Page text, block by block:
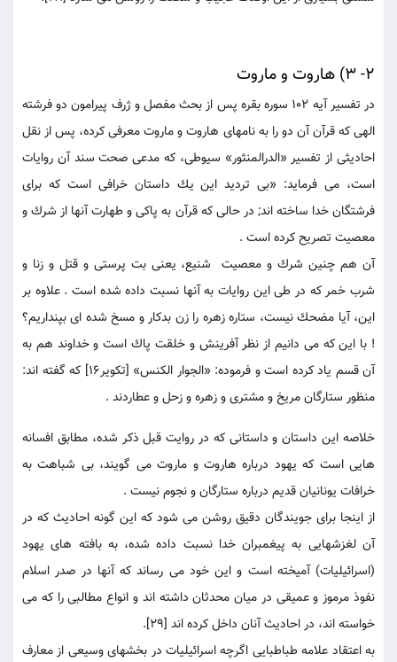
2- 3) هاروت و ماروت
در تفسير آيه 102 سوره بقره پس از بحث مفصل و ژرف پيرامون دو فرشته
الهى كه قرآن آن دو را به نامهاى هاروت و ماروت معرفى كرده، پس از نقل
احاديثى از تفسير «الدرالمنثور» سيوطى، كه مدعى صحت سند آن روايات
است، می فرمايد: «بی ترديد اين يك داستان خرافى است كه براى
فرشتگان خدا ساخته اند; در حالى كه قرآن به پاكى و طهارت آنها از شرك و
معصيت تصريح كرده است .
آن هم چنين شرك و معصيت شنيع، يعنى بت پرستى و قتل و زنا و
شرب خمر كه در طى اين روايات به آنها نسبت داده شده است . علاوه بر
اين، آيا مضحك نيست، ستاره زهره را زن بدكار و مسخ شده اى بپنداريم؟
! با اين كه می دانيم از نظر آفرينش و خلقت پاك است و خداوند هم به
آن قسم ياد كرده است و فرموده: «الجوار الكنس» [تكوير16] كه گفته اند:
منظور ستارگان مريخ و مشترى و زهره و زحل و عطاردند .
خلاصه اين داستان و داستانى كه در روايت قبل ذكر شده، مطابق افسانه
هايى است كه يهود درباره هاروت و ماروت می گويند، بی شباهت به
خرافات يونانيان قديم درباره ستارگان و نجوم نيست .
از اينجا براى جويندگان دقيق روشن می شود كه اين گونه احاديث كه در
آن لغزشهايى به پيغمبران خدا نسبت داده شده، به بافته هاى يهود
(اسرائيليات) آميخته است و اين خود می رساند كه آنها در صدر اسلام
نفوذ مرموز و عميقى در ميان محدثان داشته اند و انواع مطالبى را كه می
خواسته اند، در احاديث آنان داخل كرده اند [29].
به اعتقاد علامه طباطبايى اگرچه اسرائيليات در بخشهاى وسيعى از معارف